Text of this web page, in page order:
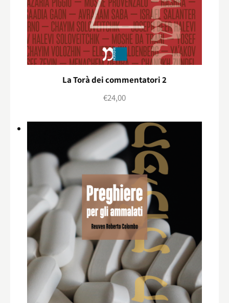
La Torà dei commentatori 2
€24,00